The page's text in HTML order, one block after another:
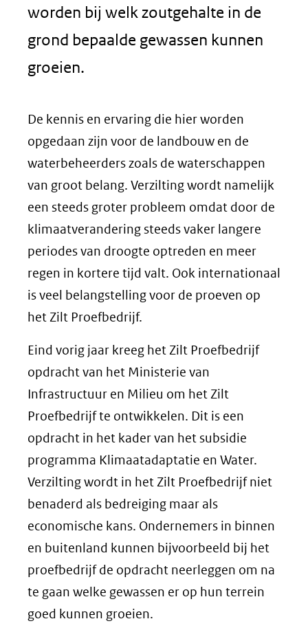
worden bij welk zoutgehalte in de
grond bepaalde gewassen kunnen
groeien.
De kennis en ervaring die hier worden
opgedaan zijn voor de landbouw en de
waterbeheerders zoals de waterschappen
van groot belang. Verzilting wordt namelijk
een steeds groter probleem omdat door de
klimaatverandering steeds vaker langere
periodes van droogte optreden en meer
regen in kortere tijd valt. Ook internationaal
is veel belangstelling voor de proeven op
het Zilt Proefbedrijf.
Eind vorig jaar kreeg het Zilt Proefbedrijf
opdracht van het Ministerie van
Infrastructuur en Milieu om het Zilt
Proefbedrijf te ontwikkelen. Dit is een
opdracht in het kader van het subsidie
programma Klimaatadaptatie en Water.
Verzilting wordt in het Zilt Proefbedrijf niet
benaderd als bedreiging maar als
economische kans. Ondernemers in binnen
en buitenland kunnen bijvoorbeeld bij het
proefbedrijf de opdracht neerleggen om na
te gaan welke gewassen er op hun terrein
goed kunnen groeien.